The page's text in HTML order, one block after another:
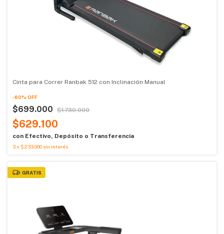
Cinta para Correr Ranbak 512 con Inclinación Manual
-60% OFF
$699.000 $1.730.000
$629.100
con Efectivo, Depósito o Transferencia
3x $233.000 sin interés
GRATIS